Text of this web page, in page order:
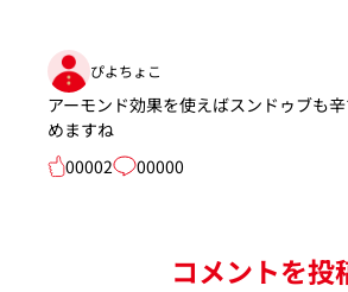
ぴよちょこ
アーモンド効果を使えばスンドゥブも
めますね
00002
00000
コメントを投